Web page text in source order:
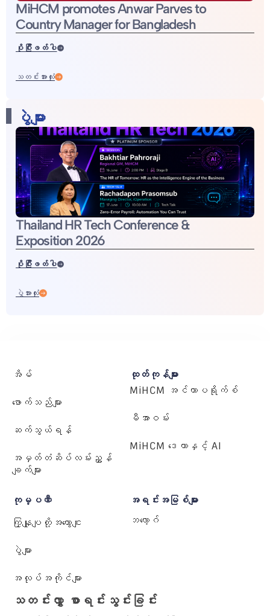
MiHCM promotes Anwar Parves to
Country Manager for Bangladesh
ပိုပြီးဖတ်ပါ
သတင်းအားလုံး
ပွဲများ
Thailand HR Tech Conference &
Exposition 2026
ပိုပြီးဖတ်ပါ
ပွဲအားလုံး
အိမ်
ဖောက်သည်များ
ဆက်သွယ်ရန်
အမှတ်တံဆိပ်လမ်းညွှန်
ချက်များ
ထုတ်ကုန်များ
MiHCM အင်တာပရိုက်စ်
မီအာဝမ်း
MiHCM ဒေတာနှင့် AI
ကုမ္ပဏီ
ကြှနျုပျတို့အကွောငျး
ပွဲများ
အလုပ်အကိုင်များ
အရင်းအမြစ်များ
ဘလော့ဂ်
သတင်းလွှာ စာရင်းသွင်းခြင်း